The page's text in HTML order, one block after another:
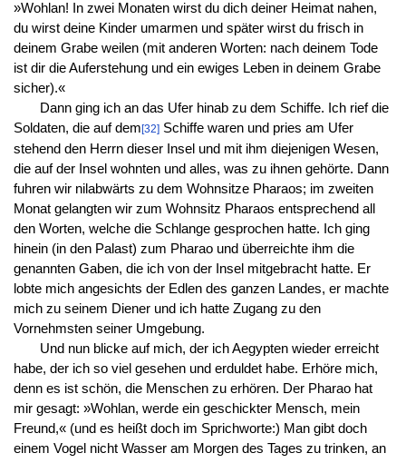
»Wohlan! In zwei Monaten wirst du dich deiner Heimat nahen,
du wirst deine Kinder umarmen und später wirst du frisch in
deinem Grabe weilen (mit anderen Worten: nach deinem Tode
ist dir die Auferstehung und ein ewiges Leben in deinem Grabe
sicher).«
Dann ging ich an das Ufer hinab zu dem Schiffe. Ich rief die
Soldaten, die auf dem [32]Schiffe waren und pries am Ufer
stehend den Herrn dieser Insel und mit ihm diejenigen Wesen,
die auf der Insel wohnten und alles, was zu ihnen gehörte. Dann
fuhren wir nilabwärts zu dem Wohnsitze Pharaos; im zweiten
Monat gelangten wir zum Wohnsitz Pharaos entsprechend all
den Worten, welche die Schlange gesprochen hatte. Ich ging
hinein (in den Palast) zum Pharao und überreichte ihm die
genannten Gaben, die ich von der Insel mitgebracht hatte. Er
lobte mich angesichts der Edlen des ganzen Landes, er machte
mich zu seinem Diener und ich hatte Zugang zu den
Vornehmsten seiner Umgebung.
Und nun blicke auf mich, der ich Aegypten wieder erreicht
habe, der ich so viel gesehen und erduldet habe. Erhöre mich,
denn es ist schön, die Menschen zu erhören. Der Pharao hat
mir gesagt: »Wohlan, werde ein geschickter Mensch, mein
Freund,« (und es heißt doch im Sprichworte:) Man gibt doch
einem Vogel nicht Wasser am Morgen des Tages zu trinken, an